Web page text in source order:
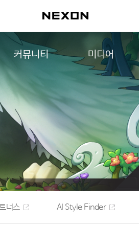
커뮤니티
자유게시판
메이플 아트
메이플 코디
이플스토리 파트너스
AI Style Finder
미니게임
커뮤니티 아카이브
미디어
너스 AI Style Finder